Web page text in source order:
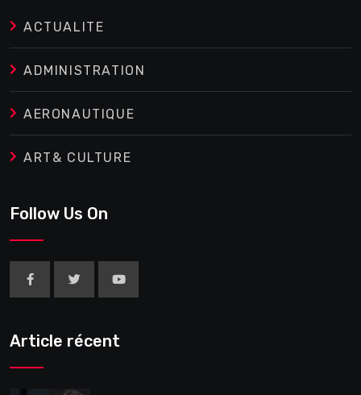
ACTUALITE
ADMINISTRATION
AERONAUTIQUE
ART& CULTURE
Follow Us On
Article récent